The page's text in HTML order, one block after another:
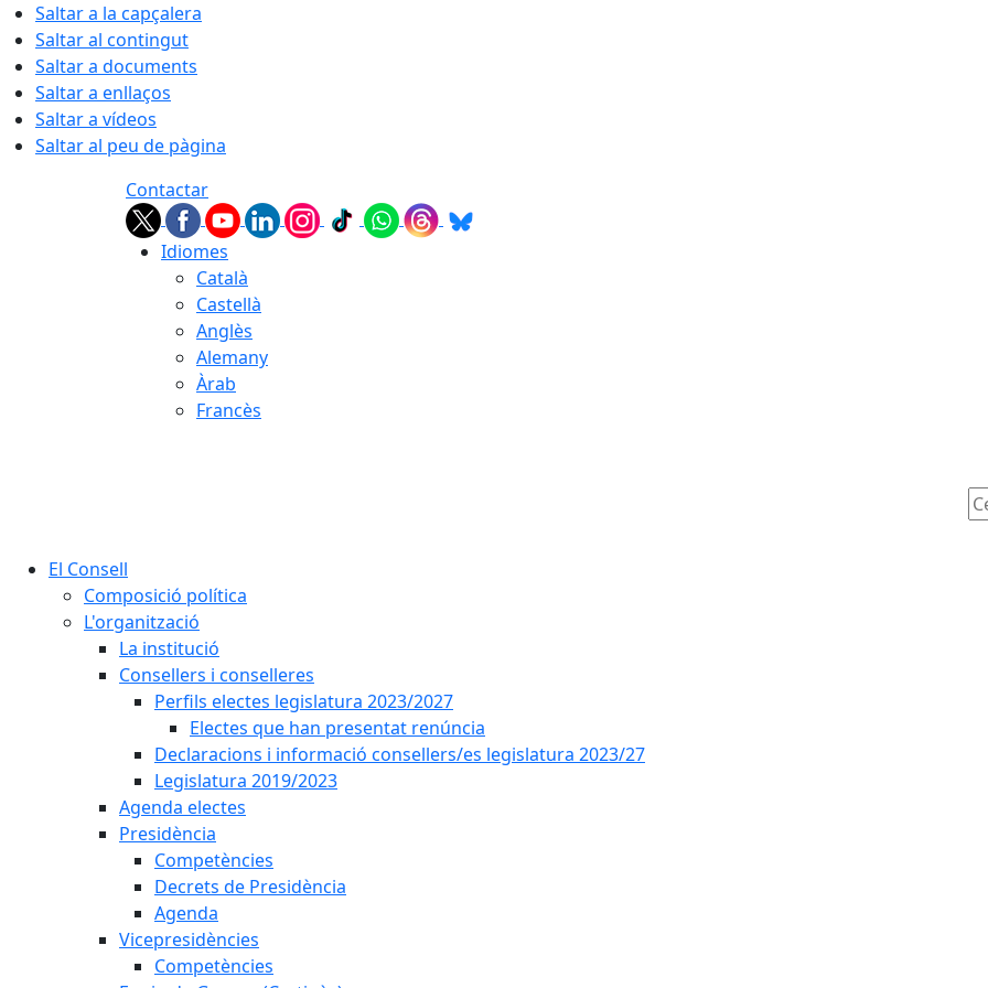
Saltar a la capçalera
Saltar al contingut
Saltar a documents
Saltar a enllaços
Saltar a vídeos
Saltar al peu de pàgina
Contactar
Idiomes
Català
Castellà
Anglès
Alemany
Àrab
Francès
El Consell
Composició política
L'organització
La institució
Consellers i conselleres
Perfils electes legislatura 2023/2027
Electes que han presentat renúncia
Declaracions i informació consellers/es legislatura 2023/27
Legislatura 2019/2023
Agenda electes
Presidència
Competències
Decrets de Presidència
Agenda
Vicepresidències
Competències